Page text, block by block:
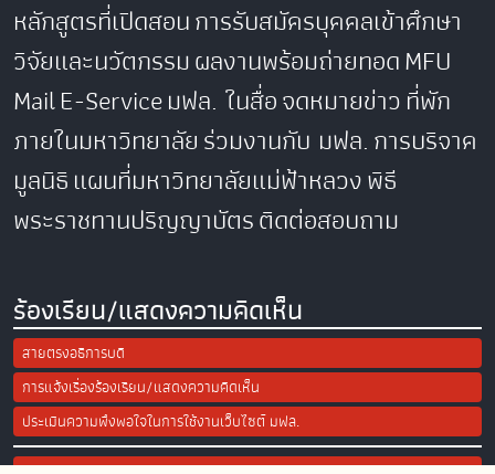
หลักสูตรที่เปิดสอนการรับสมัครบุคคลเข้าศึกษา
วิจัยและนวัตกรรมผลงานพร้อมถ่ายทอดMFU
MailE-Serviceมฟล. ในสื่อจดหมายข่าวที่พัก
ภายในมหาวิทยาลัยร่วมงานกับ มฟล.การบริจาค
มูลนิธิแผนที่มหาวิทยาลัยแม่ฟ้าหลวงพิธี
พระราชทานปริญญาบัตรติดต่อสอบถาม
ร้องเรียน/แสดงความคิดเห็น
สายตรงอธิการบดี
การแจ้งเรื่องร้องเรียน/แสดงความคิดเห็น
ประเมินความพึงพอใจในการใช้งานเว็บไซต์ มฟล.